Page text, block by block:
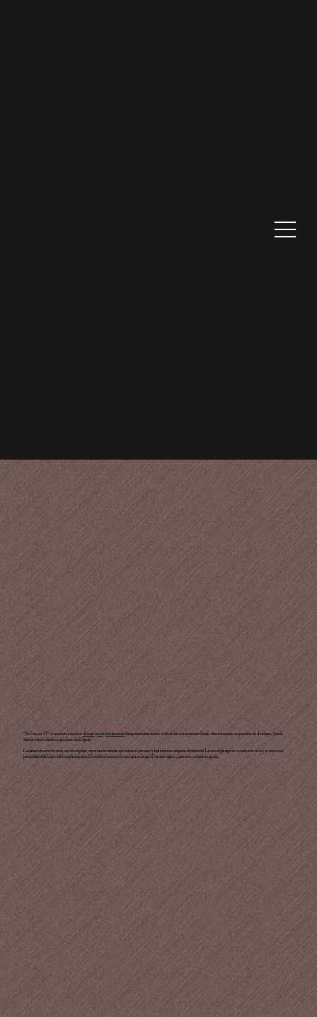
“Se Trata de Ti" se construye desde elsilencio que deja la ausencia.Una pieza íntima donde el duelo no es un proceso lineal, sino un espacio suspendido en el tiempo, donde
avanzar parece traición y quedarse duele igual.
La cámara observa de cerca, casi sin respirar, capturando miradas que evitan el presente y habitaciones cargadas de memoria. La nostalgia aquí no es recuerdo dulce, es peso: una
presencia invisible que habita cada encuadre. Un retrato honesto de esa etapa en la que el mundo sigue… pero uno todavía no puede.